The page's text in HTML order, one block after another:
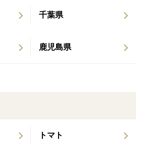
」で育てたお芋は、形がよく、甘
惜しまず改良してきたこの土は、
千葉県
鹿児島県
トマト